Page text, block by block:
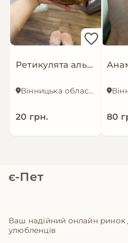
Ретикулята альбіно
Вінницька область
20 грн. 80
є-Пет
Ваш надійний онлайн ринок
улюбленців